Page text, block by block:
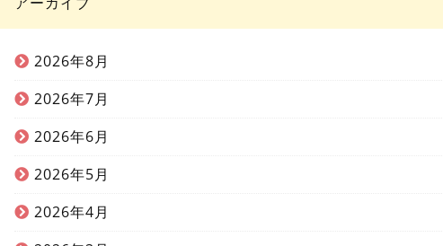
2026年8月
2026年7月
2026年6月
2026年5月
2026年4月